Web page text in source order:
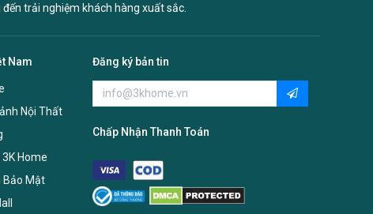
trải nghiệm khách hàng xuất sắc.
Nam
Nội Thất
Home
Bảo Mật
Đăng ký bản tin
Chấp Nhận Thanh Toán